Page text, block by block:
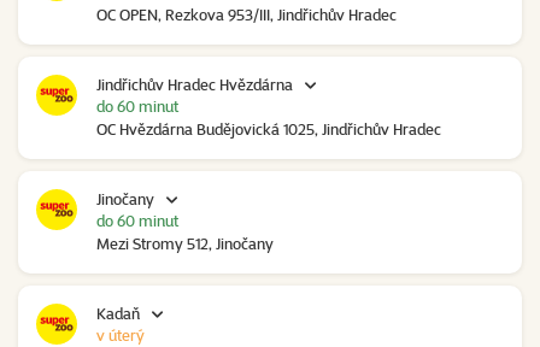
OC OPEN, Rezkova 953/III, Jindřichův Hradec
Jindřichův Hradec Hvězdárna
OC Hvězdárna Budějovická 1025, Jindřichův Hradec
do 60 minut
Jinočany
Mezi Stromy 512, Jinočany
do 60 minut
Kadaň
v úterý